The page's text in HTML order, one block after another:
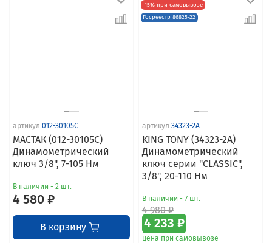
артикул 012-30105C
МАСТАК (012-30105C)
Динамометрический
ключ 3/8", 7-105 Нм
В наличии - 2 шт.
4 580 ₽
В корзину
-15% при самовывозе
Госреестр 86825-22
артикул 34323-2A
KING TONY (34323-2A)
Динамометрический
ключ серии "CLASSIC",
3/8", 20-110 Нм
В наличии - 7 шт.
4 980 ₽
4 233 ₽
цена при самовывозе